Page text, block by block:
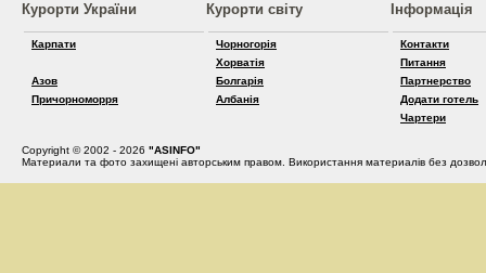
Курорти України
Карпати
Азов
Причорноморря
Курорти світу
Чорногорія
Хорватія
Болгарія
Албанія
Інформація
Контакти
Питання
Партнерство
Додати готель
Чартери
Copyright © 2002 - 2026 "ASINFO"
Материали та фото захищені авторським правом. Використання материалів без